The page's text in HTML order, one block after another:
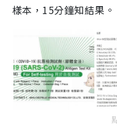
樣本，15分鐘知結果。